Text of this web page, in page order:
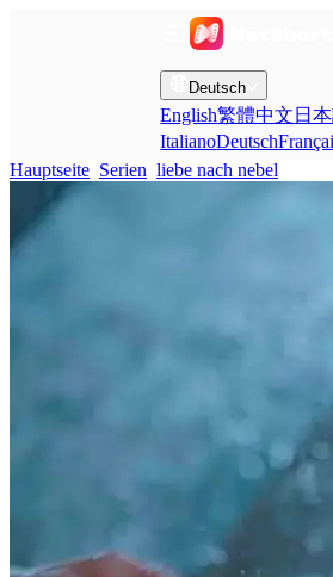
Deutsch
English繁體中文 日
ItalianoDeutsch
Hauptseite Serien liebe nach nebel